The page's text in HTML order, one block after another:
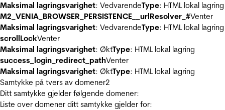
Maksimal lagringsvarighet: VedvarendeType: HTML lokal lagring
M2_VENIA_BROWSER_PERSISTENCE__urlResolver_#Venter
Maksimal lagringsvarighet: VedvarendeType: HTML lokal lagring
scrollLockVenter
Maksimal lagringsvarighet: ØktType: HTML lokal lagring
success_login_redirect_pathVenter
Maksimal lagringsvarighet: ØktType: HTML lokal lagring
Samtykke på tvers av domener2
Ditt samtykke gjelder følgende domener:
Liste over domener ditt samtykke gjelder for: